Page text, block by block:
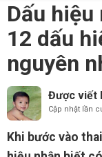
Dấu
12 dấu
nguyên
Được viết
Cập nhật lần
Khi bước vào